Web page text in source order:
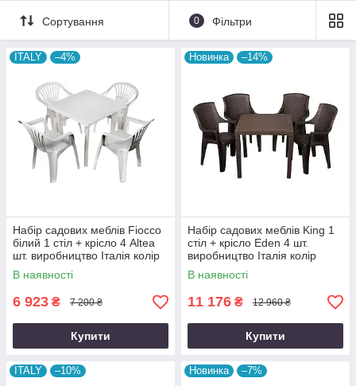
Сортування 0 Фільтри
ITALY –4%
Набір садових меблів Fiocco
білий 1 стіл + крісло 4 Altea
шт. виробництво Італія колір
біле
В наявності
6 923 ₴ 7 200 ₴
Купити
Новинка –14%
Набір садових меблів King 1
стіл + крісло Eden 4 шт.
виробництво Італія колір
Коричневий
В наявності
11 176 ₴ 12 960 ₴
Купити
ITALY –10% Новинка –7%